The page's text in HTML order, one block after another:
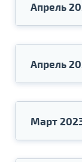
Апрель
Апрель
Март